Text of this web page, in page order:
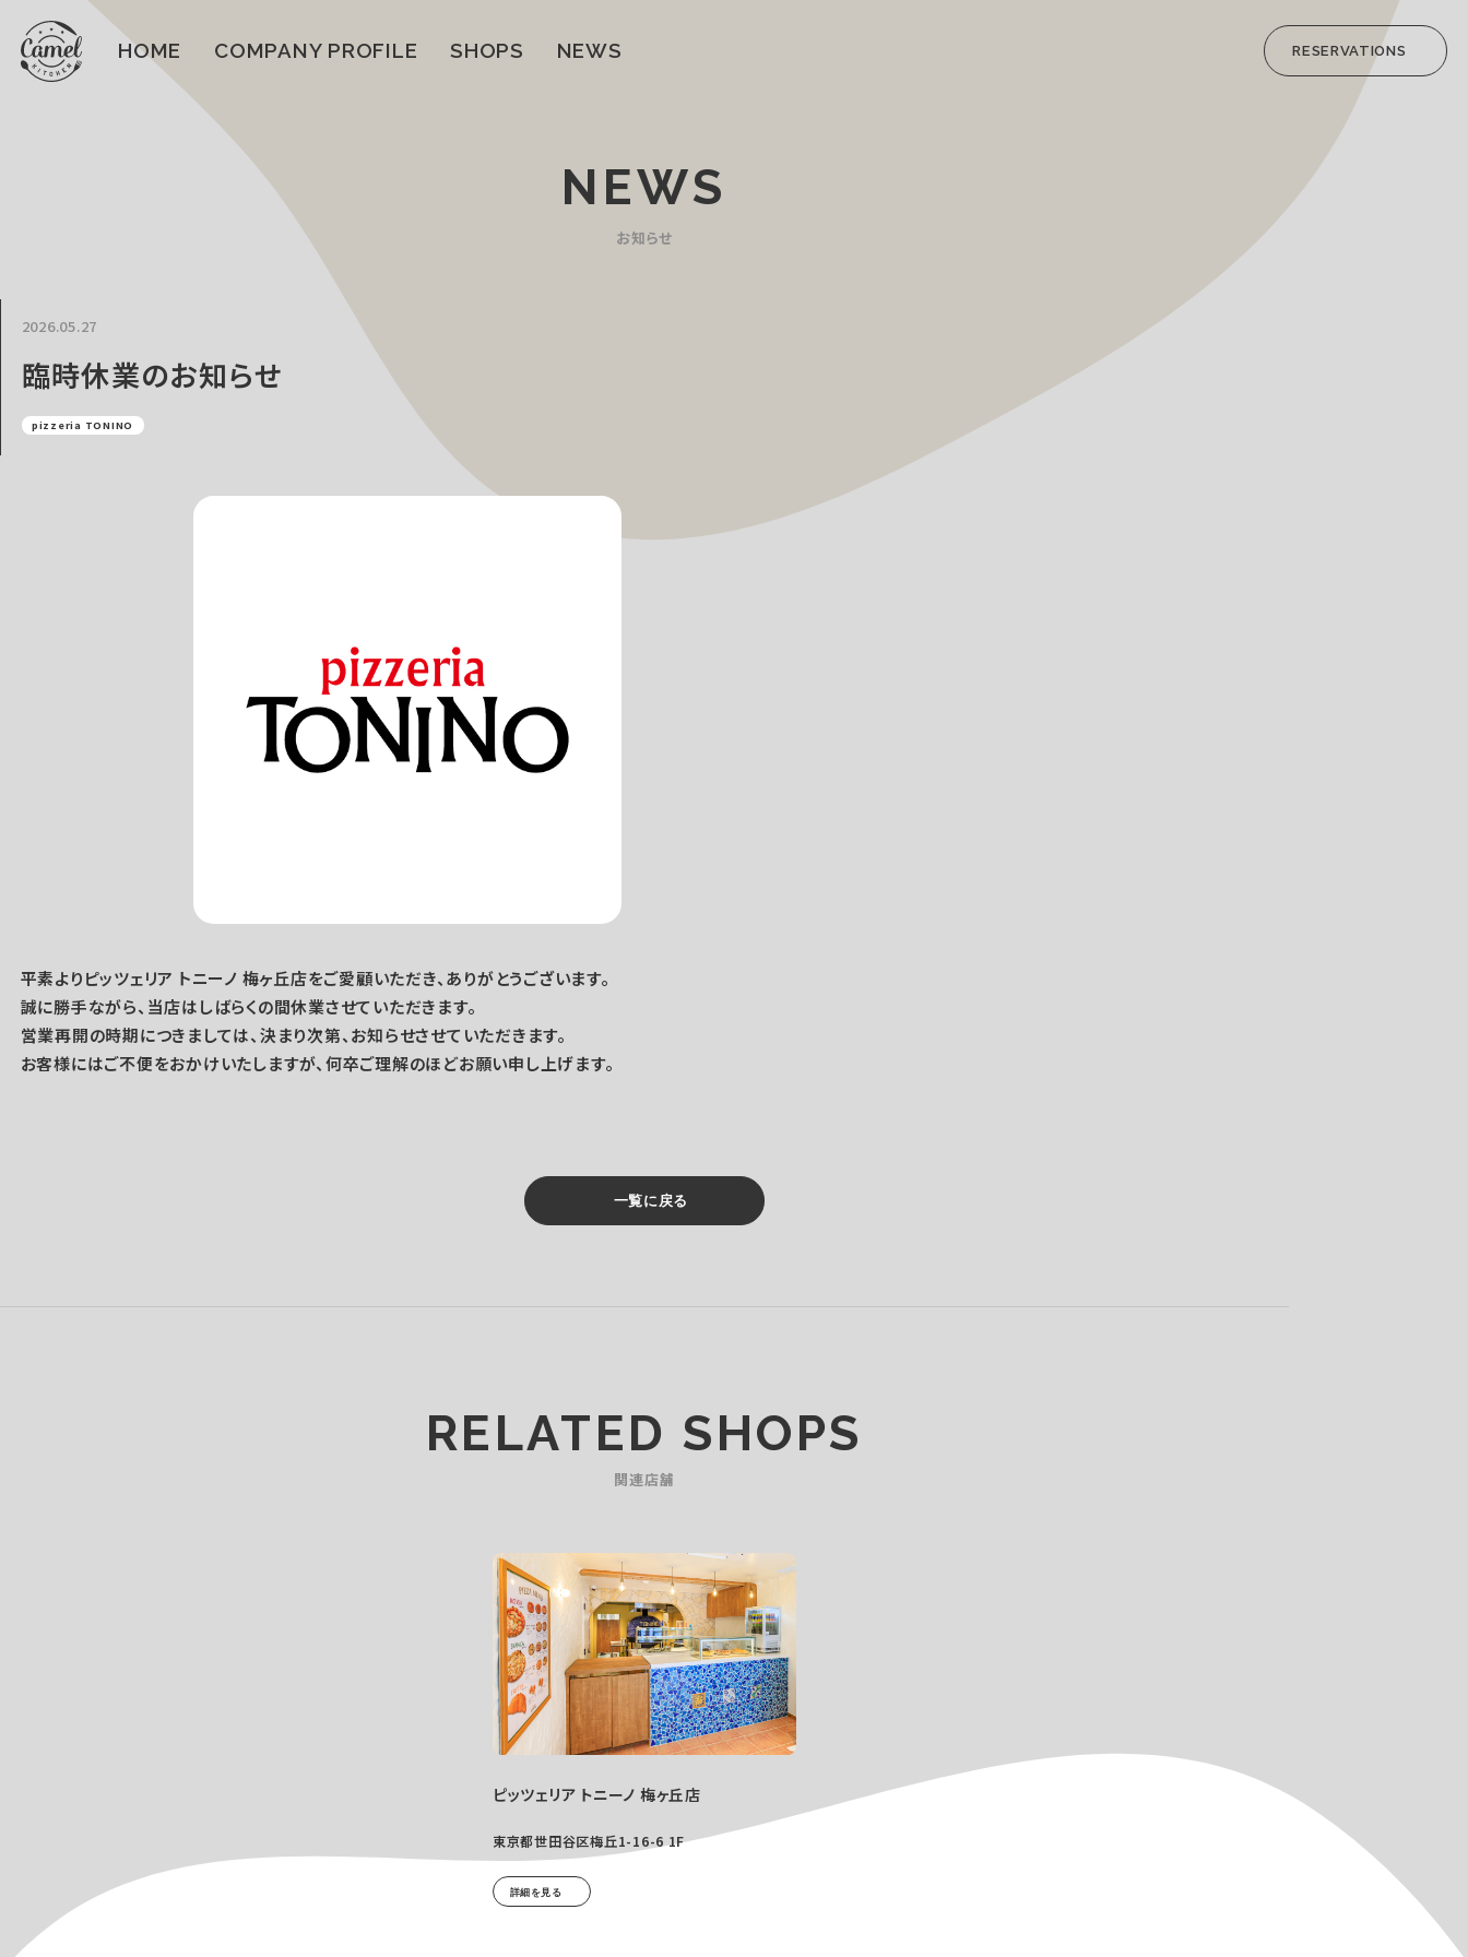
HOME COMPANY PROFILE SHOPS NEWS RESERVATIONS
NEWS
お知らせ
臨時休業のお知らせ
2026.05.27
pizzeria TONINO
平素よりピッツェリア トニーノ 梅ヶ丘店をご愛顧いただき、ありがとうございます。
誠に勝手ながら、当店はしばらくの間休業させていただきます。
営業再開の時期につきましては、決まり次第、お知らせさせていただきます。
お客様にはご不便をおかけいたしますが、何卒ご理解のほどお願い申し上げます。
一覧に戻る
RELATED SHOPS
関連店舗
ピッツェリア トニーノ 梅ヶ丘店
東京都世田谷区梅丘1-16-6 1F
詳細を見る